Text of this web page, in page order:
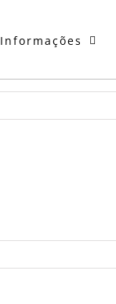
Informações